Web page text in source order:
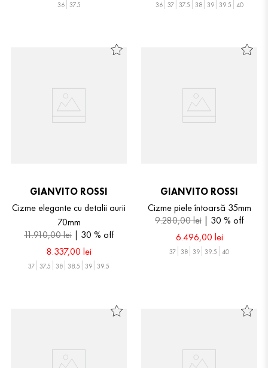
36 37.5 36 37 37.5 38 39 39.5 40
GIANVITO ROSSI
Cizme elegante cu detalii aurii
70mm
11.910,00lei 30 % off
8.337,00 lei
37 37.5 38 38.5 39 39.5
GIANVITO ROSSI
Cizme piele întoarsă 35mm
9.280,00lei 30 % off
6.496,00 lei
37 38 39 39.5 40